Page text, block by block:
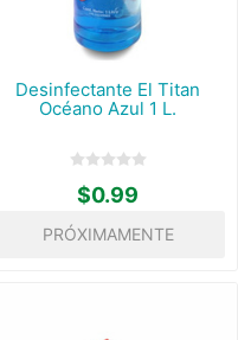
Desinfectante El Titan
Océano Azul 1 L.
$0.99
PRÓXIMAMENTE